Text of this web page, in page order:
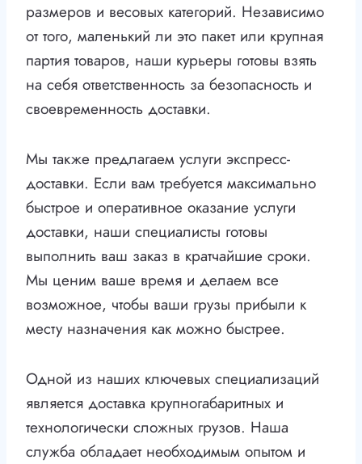
размеров и весовых категорий. Независимо
от того, маленький ли это пакет или крупная
партия товаров, наши курьеры готовы взять
на себя ответственность за безопасность и
своевременность доставки.
Мы также предлагаем услуги экспресс-
доставки. Если вам требуется максимально
быстрое и оперативное оказание услуги
доставки, наши специалисты готовы
выполнить ваш заказ в кратчайшие сроки.
Мы ценим ваше время и делаем все
возможное, чтобы ваши грузы прибыли к
месту назначения как можно быстрее.
Одной из наших ключевых специализаций
является доставка крупногабаритных и
технологически сложных грузов. Наша
служба обладает необходимым опытом и